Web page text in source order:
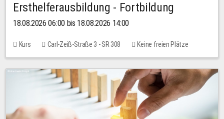
Ersthelferausbildung - Fortbildung
18.08.2026 06:00 bis 18.08.2026 14:00
Kurs Carl-Zeiß-Straße 3 - SR 308 Keine freien Plätze